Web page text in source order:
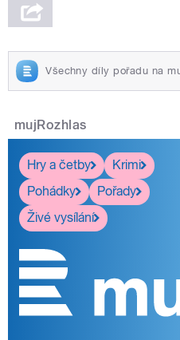
Všechny díly pořadu na
mujRozhlas
Hry a četby
Krimi
Pohádky
Pořady
Živé vysílání